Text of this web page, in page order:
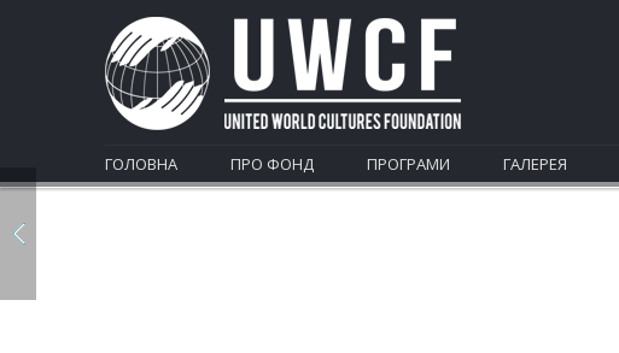
ГОЛОВНА ПРО ФОНД ПРОГРАМИ ГАЛЕРЕЯ